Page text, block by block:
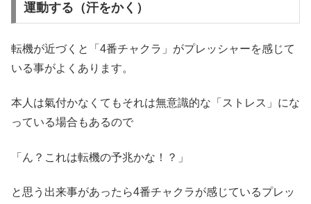
運動する（汗をかく）
転機が近づくと「4番チャクラ」がプレッシャーを感じて
いる事がよくあります。
本人は氣付かなくてもそれは無意識的な「ストレス」にな
っている場合もあるので
「ん？これは転機の予兆かな！？」
と思う出来事があったら4番チャクラが感じているプレッ